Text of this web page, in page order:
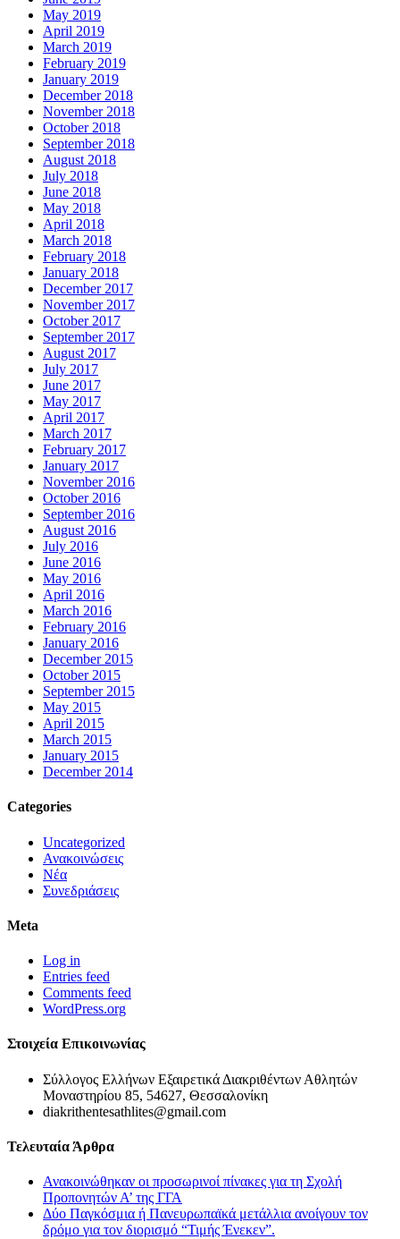
May 2019
April 2019
March 2019
February 2019
January 2019
December 2018
November 2018
October 2018
September 2018
August 2018
July 2018
June 2018
May 2018
April 2018
March 2018
February 2018
January 2018
December 2017
November 2017
October 2017
September 2017
August 2017
July 2017
June 2017
May 2017
April 2017
March 2017
February 2017
January 2017
November 2016
October 2016
September 2016
August 2016
July 2016
June 2016
May 2016
April 2016
March 2016
February 2016
January 2016
December 2015
October 2015
September 2015
May 2015
April 2015
March 2015
January 2015
December 2014
Categories
Uncategorized
Ανακοινώσεις
Νέα
Συνεδριάσεις
Meta
Log in
Entries feed
Comments feed
WordPress.org
Στοιχεία Επικοινωνίας
Σύλλογος Ελλήνων Εξαιρετικά Διακριθέντων Αθλητών
Μοναστηρίου 85, 54627, Θεσσαλονίκη
diakrithentesathlites@gmail.com
Τελευταία Άρθρα
Ανακοινώθηκαν οι προσωρινοί πίνακες για τη Σχολή
Προπονητών Α’ της ΓΓΑ
Δύο Παγκόσμια ή Πανευρωπαϊκά μετάλλια ανοίγουν τον
δρόμο για τον διορισμό “Τιμής Ένεκεν”.